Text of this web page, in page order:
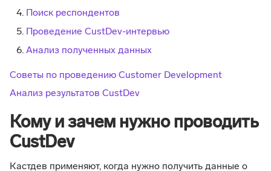
Поиск респондентов
Проведение CustDev-интервью
Анализ полученных данных
Советы по проведению Customer Development
Анализ результатов CustDev
Кому и зачем нужно проводить
CustDev
Кастдев применяют, когда нужно получить данные о